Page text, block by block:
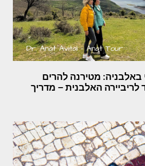
באלבניה: מטירנה להרים
לריביירה האלבנית – מדריך